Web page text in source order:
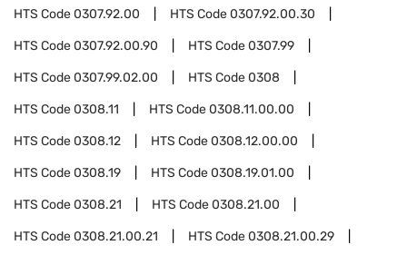
HTS Code0307.92.00 HTS Code0307.92.00.30
HTS Code0307.92.00.90 HTS Code0307.99
HTS Code0307.99.02.00 HTS Code0308
HTS Code0308.11 HTS Code0308.11.00.00
HTS Code0308.12 HTS Code0308.12.00.00
HTS Code0308.19 HTS Code0308.19.01.00
HTS Code0308.21 HTS Code0308.21.00
HTS Code0308.21.00.21 HTS Code0308.21.00.29